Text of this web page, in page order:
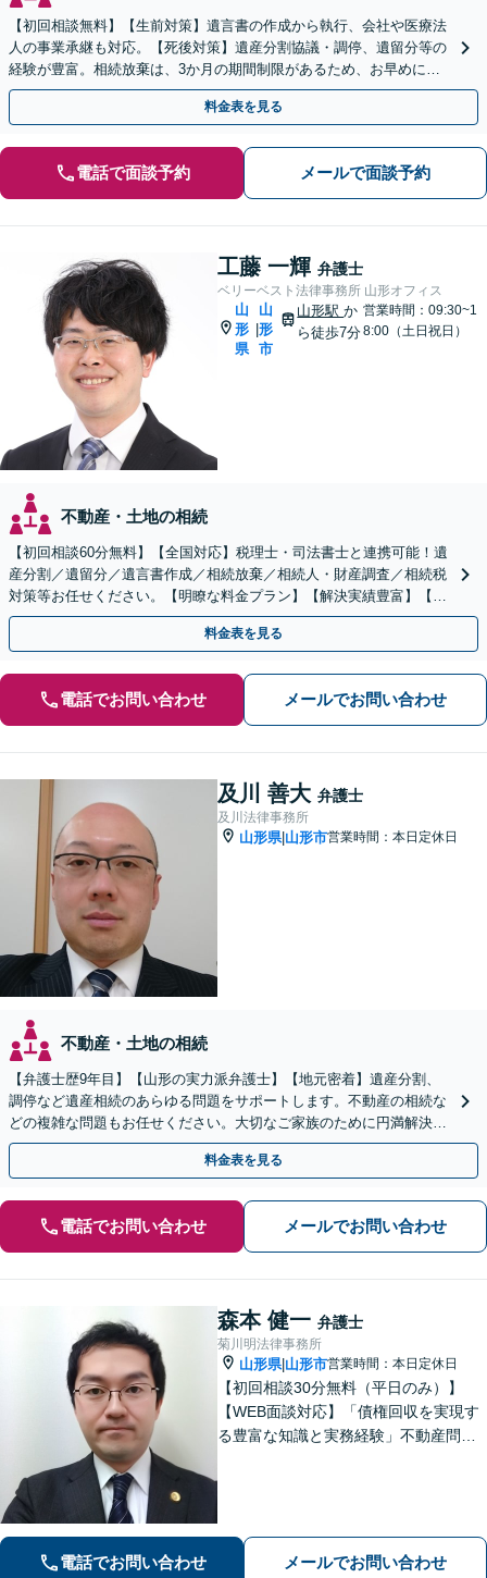
【初回相談無料】【生前対策】遺言書の作成から執行、会社や医療法
人の事業承継も対応。【死後対策】遺産分割協議・調停、遺留分等の
経験が豊富。相続放棄は、3か月の期間制限があるため、お早めにご
相談ください。【オンライン面談可】【無料駐車場あり】
料金表を見る
電話で面談予約 メールで面談予約
工藤 一輝 弁護士
ベリーベスト法律事務所 山形オフィス
山
形
県
|
山
形
市
山形駅か
ら徒歩7分
営業時間：09:30~1
8:00（土日祝日）
不動産・土地の相続
【初回相談60分無料】【全国対応】税理士・司法書士と連携可能！遺
産分割／遺留分／遺言書作成／相続放棄／相続人・財産調査／相続税
対策等お任せください。【明瞭な料金プラン】【解決実績豊富】【電
話相談可】
料金表を見る
電話でお問い合わせ メールでお問い合わせ
及川 善大 弁護士
及川法律事務所
山形県| 山形市営業時間：本日定休日
不動産・土地の相続
【弁護士歴9年目】【山形の実力派弁護士】【地元密着】遺産分割、
調停など遺産相続のあらゆる問題をサポートします。不動産の相続な
どの複雑な問題もお任せください。大切なご家族のために円満解決を
目指します】
料金表を見る
電話でお問い合わせ メールでお問い合わせ
森本 健一 弁護士
菊川明法律事務所
山形県| 山形市営業時間：本日定休日
【初回相談30分無料（平日のみ）】
【WEB面談対応】「債権回収を実現す
る豊富な知識と実務経験」不動産問
電話でお問い合わせ メールでお問い合わせ